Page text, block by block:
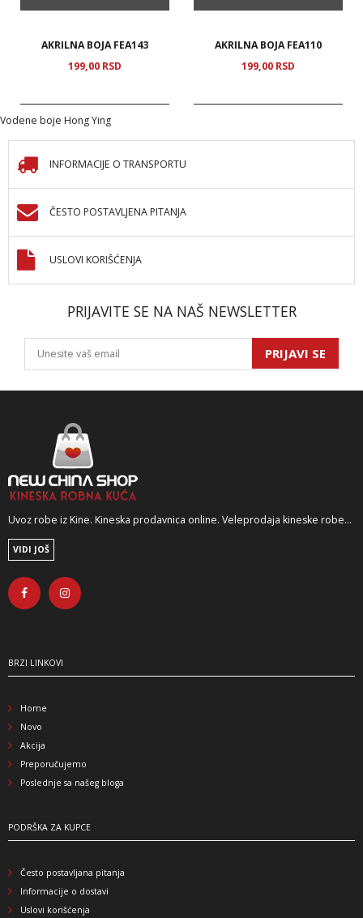
AKRILNA BOJA FEA143
199,00 RSD
AKRILNA BOJA FEA110
199,00 RSD
Vodene boje Hong Ying
INFORMACIJE O TRANSPORTU
ČESTO POSTAVLJENA PITANJA
USLOVI KORIŠĆENJA
PRIJAVITE SE NA NAŠ NEWSLETTER
PRIJAVI SE
Uvoz robe iz Kine. Kineska prodavnica online. Veleprodaja kineske robe...
VIDI JOŠ
BRZI LINKOVI
Home
Novo
Akcija
Preporučujemo
Poslednje sa našeg bloga
PODRŠKA ZA KUPCE
Često postavljana pitanja
Informacije o dostavi
Uslovi korišćenja